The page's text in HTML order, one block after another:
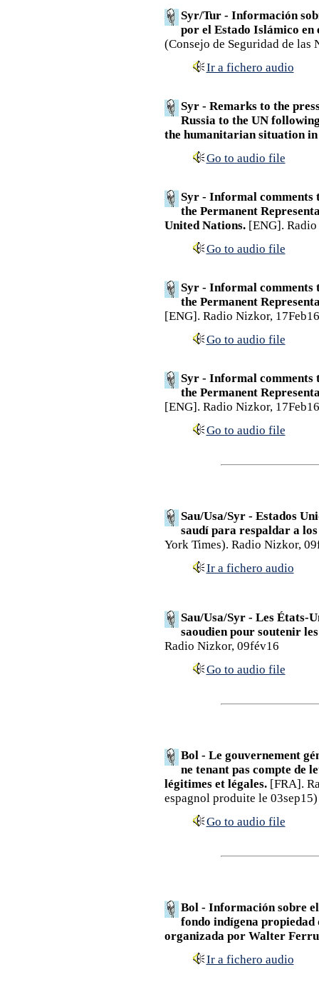
Syr/Tur - Información
por el Estado Islámico
(Consejo de Seguridad de
Ir a fichero audio
Syr - Remarks to the
Russia to the UN
the humanitarian situation
Go to audio file
Syr - Informal comments
the Permanent
United Nations.[ENG]. Radio
Go to audio file
Syr - Informal comments
the Permanent
[ENG]. Radio Nizkor,
Go to audio file
Syr - Informal comments
the Permanent
[ENG]. Radio Nizkor,
Go to audio file
Sau/Usa/Syr - Estados
saudí para respaldar a
York Times). Radio Nizkor,
Ir a fichero audio
Sau/Usa/Syr - Les États-
saoudien pour soutenir
Radio Nizkor, 09fév16
Go to audio file
Bol - Le gouvernement
ne tenant pas compte de
légitimes et légales.[FRA].
espagnol produite le 03sep15)
Go to audio file
Bol - Información sobre
fondo indígena
organizada por Walter
Ir a fichero audio